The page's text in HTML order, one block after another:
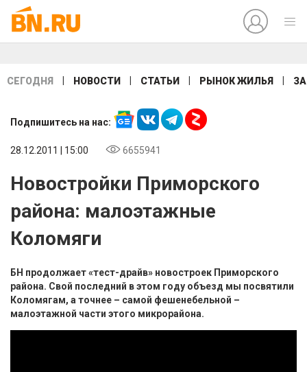
СЕГОДНЯ НОВОСТИ СТАТЬИ РЫНОК ЖИЛЬЯ
Подпишитесь на нас:
28.12.2011 | 15:00 6655941
Новостройки Приморского
района: малоэтажные
Коломяги
БН продолжает «тест-драйв» новостроек Приморского
района. Свой последний в этом году объезд мы посвятили
Коломягам, а точнее – самой фешенебельной –
малоэтажной части этого микрорайона.